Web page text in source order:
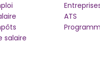
salaire
ATS